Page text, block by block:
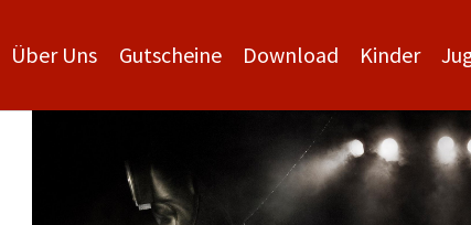
Über Uns Gutscheine Download Kinder